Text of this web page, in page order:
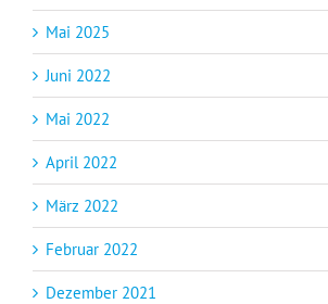
Mai 2025
Juni 2022
Mai 2022
April 2022
März 2022
Februar 2022
Dezember 2021